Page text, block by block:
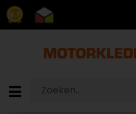
8.7